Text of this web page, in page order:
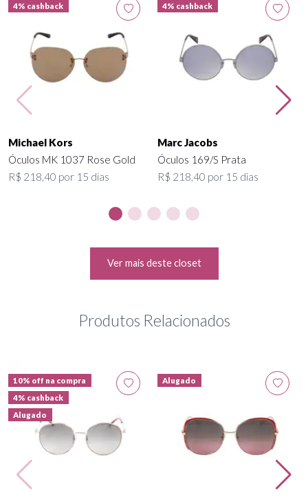
4% cashback
Michael Kors
Óculos MK 1037 Rose Gold
R$ 218,40 por 15 dias
4% cashback
Marc Jacobs
Óculos 169/S Prata
R$ 218,40 por 15 dias
Ver mais deste closet
Produtos Relacionados
10% off na compra
4% cashback
Alugado
Alugado